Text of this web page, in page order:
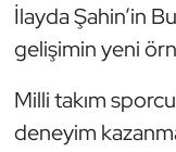
İlayda Şahin’in
gelişimin yeni
Milli takım
deneyim